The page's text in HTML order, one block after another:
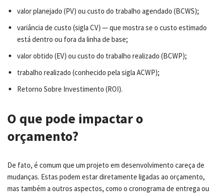
valor planejado (PV) ou custo do trabalho agendado (BCWS);
variância de custo (sigla CV) — que mostra se o custo estimado
está dentro ou fora da linha de base;
valor obtido (EV) ou custo do trabalho realizado (BCWP);
trabalho realizado (conhecido pela sigla ACWP);
Retorno Sobre Investimento (ROI).
O que pode impactar o
orçamento?
De fato, é comum que um projeto em desenvolvimento careça de
mudanças. Estas podem estar diretamente ligadas ao orçamento,
mas também a outros aspectos, como o cronograma de entrega ou